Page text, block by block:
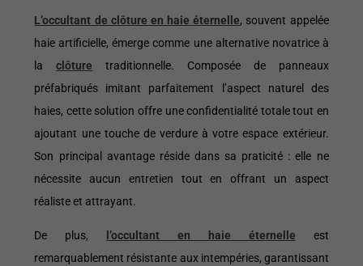
L’occultant de clôture en haie éternelle, souvent appelée
haie artificielle, émerge comme une alternative novatrice à
laclôture traditionnelle. Composée de panneaux
préfabriqués imitant parfaitement l’aspect naturel des
haies, cette solution offre une confidentialité totale tout en
ajoutant une touche de verdure à votre espace extérieur.
Son principal avantage réside dans sa praticité : elle ne
nécessite aucun entretien tout en offrant un aspect
réaliste et attrayant.
De plus, l’occultant en haie éternelle est
remarquablement résistante aux intempéries, garantissant